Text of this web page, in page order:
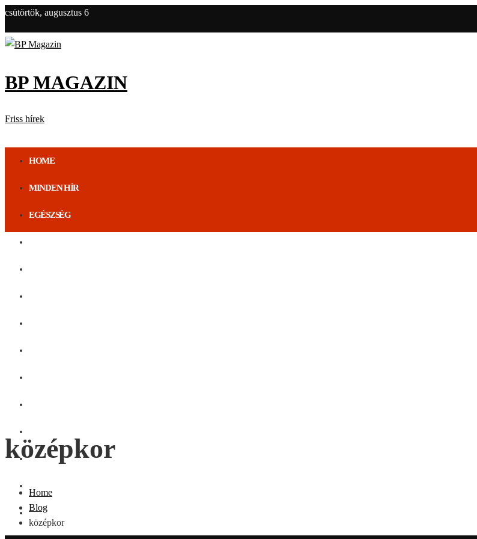
csütörtök, augusztus 6
BP MAGAZIN
Friss hírek
HOME
MINDEN HÍR
EGÉSZSÉG
OTTHON
ZÖLD
középkor
Home
Blog
középkor